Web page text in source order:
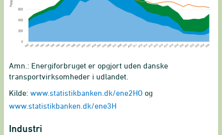
Amn.: Energiforbruget er opgjort uden danske
transportvirksomheder i udlandet.
Kilde: www.statistikbanken.dk/ene2HO og
www.statistikbanken.dk/ene3H
Industri